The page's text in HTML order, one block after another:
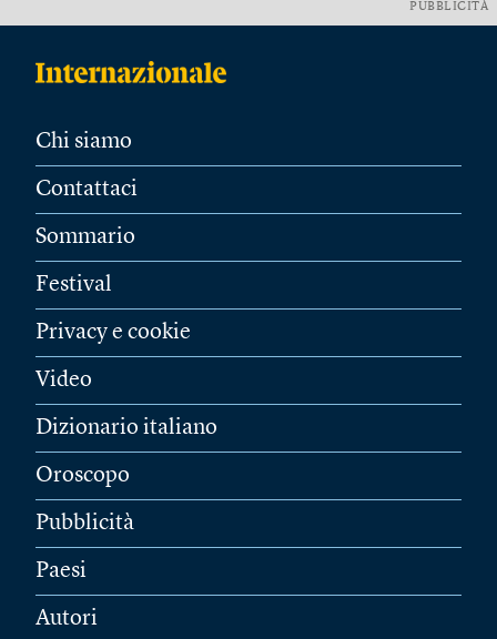
PUBBLICITÀ
Chi siamo
Contattaci
Sommario
Festival
Privacy e cookie
Video
Dizionario italiano
Oroscopo
Pubblicità
Paesi
Autori